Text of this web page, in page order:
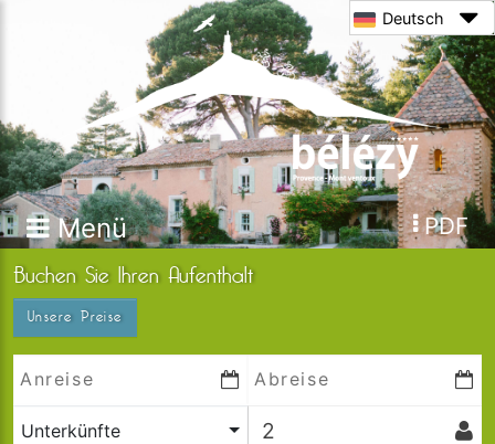
Menü PDF
Deutsch
Buchen Sie Ihren Aufenthalt
Unsere Preise
Unterkünfte